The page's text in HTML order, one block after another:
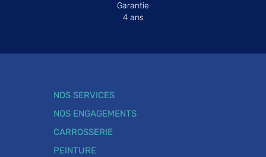
Garantie
4 ans
NOS SERVICES
NOS ENGAGEMENTS
CARROSSERIE
PEINTURE